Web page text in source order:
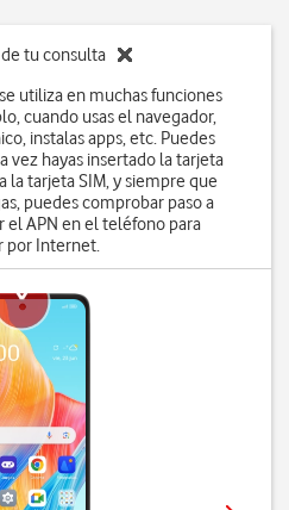
tu consulta
utiliza en muchas funciones
cuando usas el navegador,
instalas apps, etc. Puedes
vez hayas insertado la tarjeta
la tarjeta SIM, y siempre que
puedes comprobar paso a
el APN en el teléfono para
por Internet.